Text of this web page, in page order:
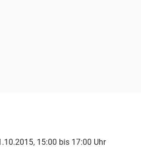
15:00 bis 17:00 Uhr